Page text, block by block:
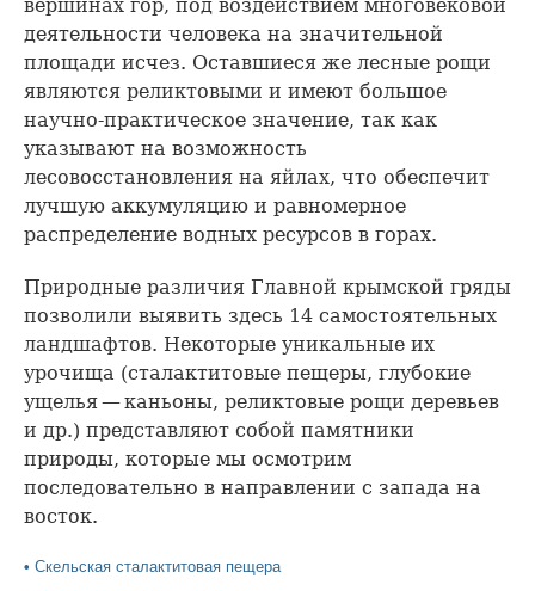
вершинах гор, под воздействием многовековой
деятельности человека на значительной
площади исчез. Оставшиеся же лесные рощи
являются реликтовыми и имеют большое
научно-практическое значение, так как
указывают на возможность
лесовосстановления на яйлах, что обеспечит
лучшую аккумуляцию и равномерное
распределение водных ресурсов в горах.
Природные различия Главной крымской гряды
позволили выявить здесь 14 самостоятельных
ландшафтов. Некоторые уникальные их
урочища (сталактитовые пещеры, глубокие
ущелья — каньоны, реликтовые рощи деревьев
и др.) представляют собой памятники
природы, которые мы осмотрим
последовательно в направлении с запада на
восток.
• Скельская сталактитовая пещера